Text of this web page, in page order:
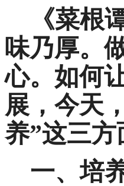
《菜根
味乃厚。
心。如何
展，今天
养”这三方
一、培